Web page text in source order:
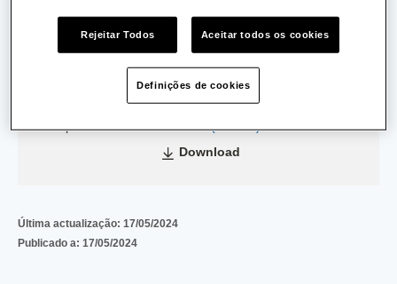
Data de Emissão: 02/06/2023
Data de Validade:31/05/2030
TUA20230602001614_Santogal-M-Comercio-
Reparacao-Automoveis-Lda(959 KB)
Download
Última actualização: 17/05/2024
Publicado a: 17/05/2024
Rejeitar Todos Aceitar todos os cookies
Definições de cookies